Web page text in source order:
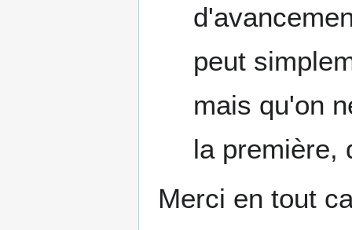
peut
mais qu'on
la première,
Merci en tout